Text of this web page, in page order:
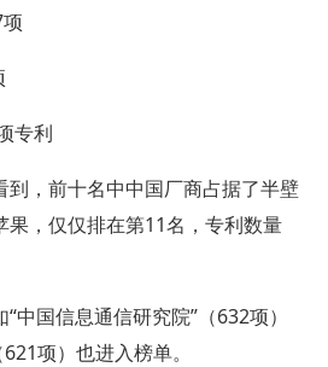
专利
到，前十名中中国厂商占据了半壁
果，仅仅排在第11名，专利数量
中国信息通信研究院”（632项）
项）也进入榜单。